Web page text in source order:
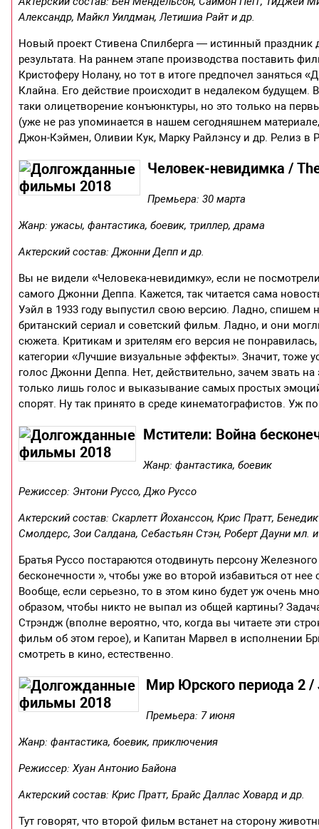
Александр, Майкл Уилдман, Летишиа Райт и др.
Новый проект Стивена Спилберга — истинный праздник
результата. На раннем этапе производства поставить
Кристоферу Нолану, но тот в итоге предпочел
Клайна. Его действие происходит в недалеком будущем.
таки олицетворение конъюнктуры, но это только на
(уже не раз упоминается в нашем сегодняшнем
Джон-Кэймен, Оливии Кук, Марку Райлэнсу и др. Релиз в
Человек-невидимка /
Премьера: 30 марта
Жанр: ужасы, фантастика, боевик, триллер, драма
Актерский состав: Джонни Депп и др.
Вы не видели «Человека-невидимку», если не
самого Джонни Деппа. Кажется, так читается сама
Уэйл в 1933 году выпустил свою версию. Ладно, спишем
британский сериал и советский фильм. Ладно, и они
сюжета. Критикам и зрителям его версия не
категории «Лучшие визуальные эффекты». Значит, тоже
голос Джонни Деппа. Нет, действительно, зачем звать на
только лишь голос и выказывание самых простых
спорят. Ну так принято в среде кинематографистов. Уж
Мстители: Война
Жанр: фантастика, боевик
Режиссер: Энтони Руссо, Джо Руссо
Актерский состав: Скарлетт Йоханссон, Крис Пратт,
Смолдерс, Зои Салдана, Себастьян Стэн, Роберт Дауни мл.
Братья Руссо постараются отодвинуть персону
бесконечности », чтобы уже во второй избавиться от
Вообще, если серьезно, то в этом кино будет уж очень
образом, чтобы никто не выпал из общей картины?
Стрэндж (вполне вероятно, что, когда вы читаете эти
фильм об этом герое), и Капитан Марвел в исполнении
смотреть в кино, естественно.
Мир Юрского периода 2 /
Премьера: 7 июня
Жанр: фантастика, боевик, приключения
Режиссер: Хуан Антонио Байона
Актерский состав: Крис Пратт, Брайс Даллас Ховард и др.
Тут говорят, что второй фильм встанет на сторону